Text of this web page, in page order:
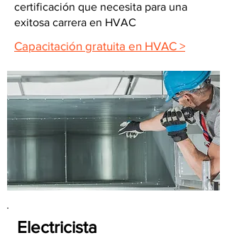
certificación que necesita para una
exitosa carrera en HVAC
Capacitación gratuita en HVAC >
Electricista